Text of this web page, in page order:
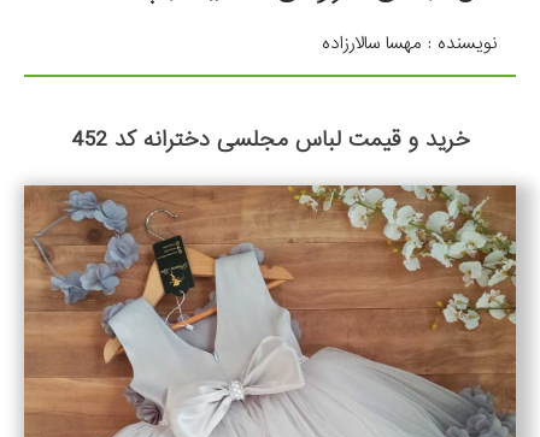
نویسنده : مهسا سالارزاده
خرید و قیمت لباس مجلسی دخترانه کد 452